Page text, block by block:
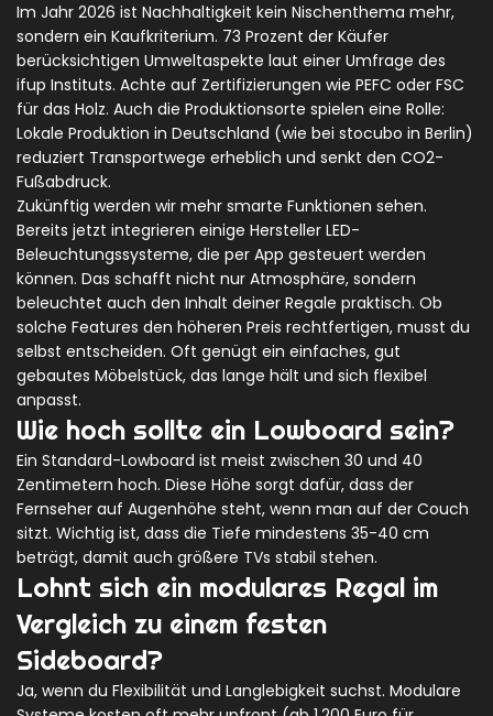
Im Jahr 2026 ist Nachhaltigkeit kein Nischenthema mehr,
sondern ein Kaufkriterium. 73 Prozent der Käufer
berücksichtigen Umweltaspekte laut einer Umfrage des
ifup Instituts. Achte auf Zertifizierungen wie PEFC oder FSC
für das Holz. Auch die Produktionsorte spielen eine Rolle:
Lokale Produktion in Deutschland (wie bei stocubo in Berlin)
reduziert Transportwege erheblich und senkt den CO2-
Fußabdruck.
Zukünftig werden wir mehr smarte Funktionen sehen.
Bereits jetzt integrieren einige Hersteller LED-
Beleuchtungssysteme, die per App gesteuert werden
können. Das schafft nicht nur Atmosphäre, sondern
beleuchtet auch den Inhalt deiner Regale praktisch. Ob
solche Features den höheren Preis rechtfertigen, musst du
selbst entscheiden. Oft genügt ein einfaches, gut
gebautes Möbelstück, das lange hält und sich flexibel
anpasst.
Wie hoch sollte ein Lowboard sein?
Ein Standard-Lowboard ist meist zwischen 30 und 40
Zentimetern hoch. Diese Höhe sorgt dafür, dass der
Fernseher auf Augenhöhe steht, wenn man auf der Couch
sitzt. Wichtig ist, dass die Tiefe mindestens 35-40 cm
beträgt, damit auch größere TVs stabil stehen.
Lohnt sich ein modulares Regal im
Vergleich zu einem festen
Sideboard?
Ja, wenn du Flexibilität und Langlebigkeit suchst. Modulare